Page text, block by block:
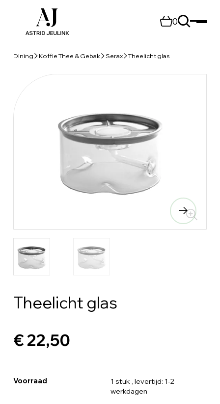
0
Dining Koffie Thee & Gebak Serax Theelicht glas
Theelicht glas
€ 22,50
Voorraad 1 stuk , levertijd: 1-2
werkdagen